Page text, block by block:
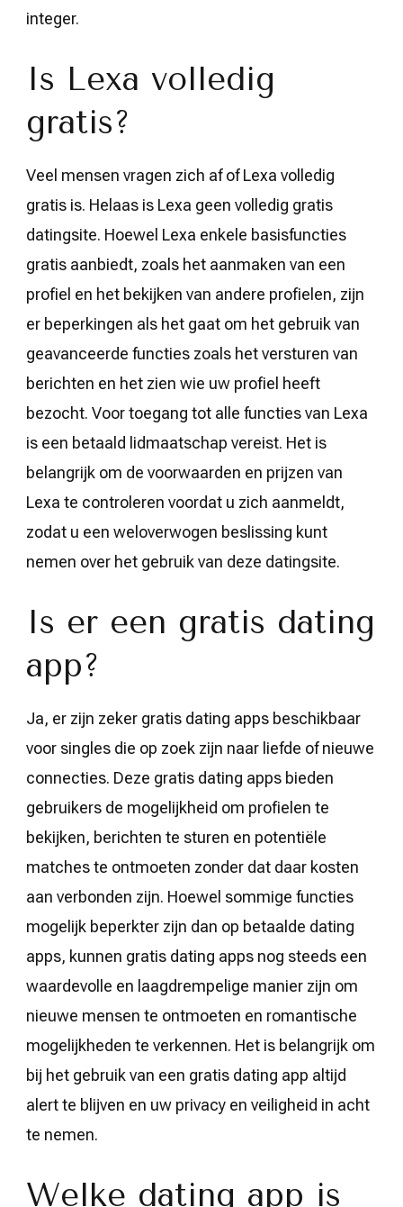
integer.
Is Lexa volledig
gratis?
Veel mensen vragen zich af of Lexa volledig
gratis is. Helaas is Lexa geen volledig gratis
datingsite. Hoewel Lexa enkele basisfuncties
gratis aanbiedt, zoals het aanmaken van een
profiel en het bekijken van andere profielen, zijn
er beperkingen als het gaat om het gebruik van
geavanceerde functies zoals het versturen van
berichten en het zien wie uw profiel heeft
bezocht. Voor toegang tot alle functies van Lexa
is een betaald lidmaatschap vereist. Het is
belangrijk om de voorwaarden en prijzen van
Lexa te controleren voordat u zich aanmeldt,
zodat u een weloverwogen beslissing kunt
nemen over het gebruik van deze datingsite.
Is er een gratis dating
app?
Ja, er zijn zeker gratis dating apps beschikbaar
voor singles die op zoek zijn naar liefde of nieuwe
connecties. Deze gratis dating apps bieden
gebruikers de mogelijkheid om profielen te
bekijken, berichten te sturen en potentiële
matches te ontmoeten zonder dat daar kosten
aan verbonden zijn. Hoewel sommige functies
mogelijk beperkter zijn dan op betaalde dating
apps, kunnen gratis dating apps nog steeds een
waardevolle en laagdrempelige manier zijn om
nieuwe mensen te ontmoeten en romantische
mogelijkheden te verkennen. Het is belangrijk om
bij het gebruik van een gratis dating app altijd
alert te blijven en uw privacy en veiligheid in acht
te nemen.
Welke dating app is